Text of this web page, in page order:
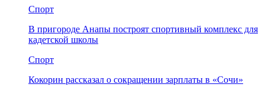
Спорт
В пригороде Анапы построят спортивный комплекс для
кадетской школы
Спорт
Кокорин рассказал о сокращении зарплаты в «Сочи»